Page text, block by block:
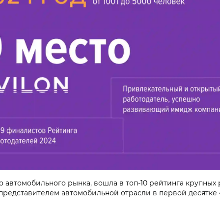
автомобильного рынка, вошла в топ-10 рейтинга
автомобильной отрасли в первой